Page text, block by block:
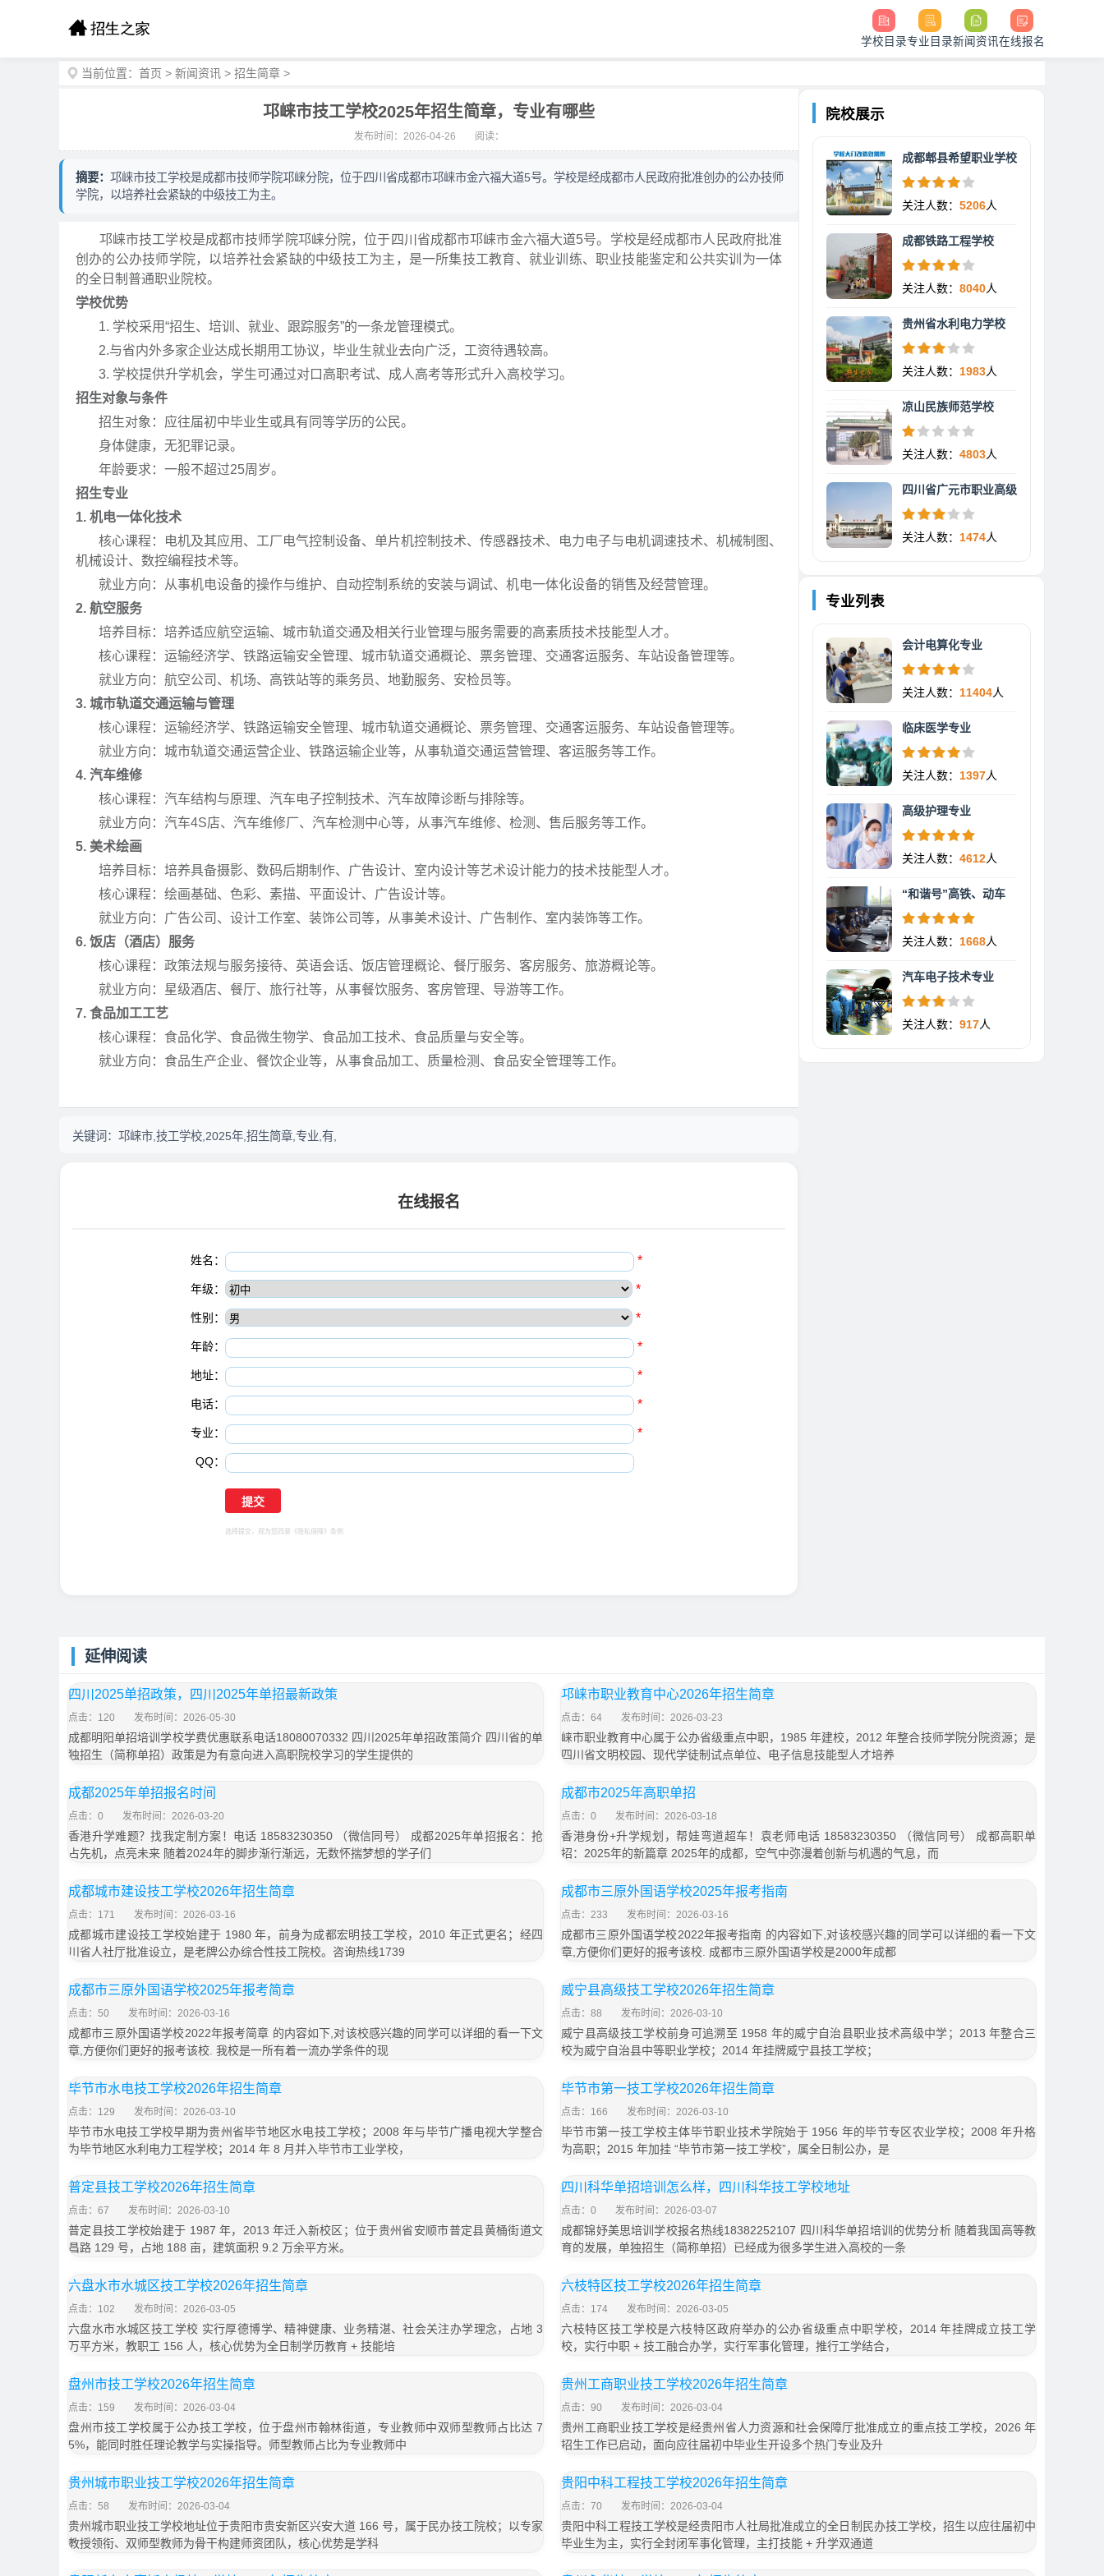
学校目录专业目录新闻资讯在线报名
当前位置： 首页 > 新闻资讯 > 招生简章 >
邛崃市技工学校2025年招生简章，专业有哪些
发布时间：2026-04-26 阅读：
摘要： 邛崃市技工学校是成都市技师学院邛崃分院，位于四川省成都市邛崃市金六福大道5号。学校是经成都市人民政府批准创办的公办技师
学院，以培养社会紧缺的中级技工为主。
邛崃市技工学校是成都市技师学院邛崃分院，位于四川省成都市邛崃市金六福大道5号。学校是经成都市人民政府批准
创办的公办技师学院，以培养社会紧缺的中级技工为主，是一所集技工教育、就业训练、职业技能鉴定和公共实训为一体
的全日制普通职业院校。
学校优势
1. 学校采用“招生、培训、就业、跟踪服务”的一条龙管理模式。
2.与省内外多家企业达成长期用工协议，毕业生就业去向广泛，工资待遇较高。
3. 学校提供升学机会，学生可通过对口高职考试、成人高考等形式升入高校学习。
招生对象与条件
招生对象：应往届初中毕业生或具有同等学历的公民。
身体健康，无犯罪记录。
年龄要求：一般不超过25周岁。
招生专业
1. 机电一体化技术
核心课程：电机及其应用、工厂电气控制设备、单片机控制技术、传感器技术、电力电子与电机调速技术、机械制图、
机械设计、数控编程技术等。
就业方向：从事机电设备的操作与维护、自动控制系统的安装与调试、机电一体化设备的销售及经营管理。
2. 航空服务
培养目标：培养适应航空运输、城市轨道交通及相关行业管理与服务需要的高素质技术技能型人才。
核心课程：运输经济学、铁路运输安全管理、城市轨道交通概论、票务管理、交通客运服务、车站设备管理等。
就业方向：航空公司、机场、高铁站等的乘务员、地勤服务、安检员等。
3. 城市轨道交通运输与管理
核心课程：运输经济学、铁路运输安全管理、城市轨道交通概论、票务管理、交通客运服务、车站设备管理等。
就业方向：城市轨道交通运营企业、铁路运输企业等，从事轨道交通运营管理、客运服务等工作。
4. 汽车维修
核心课程：汽车结构与原理、汽车电子控制技术、汽车故障诊断与排除等。
就业方向：汽车4S店、汽车维修厂、汽车检测中心等，从事汽车维修、检测、售后服务等工作。
5. 美术绘画
培养目标：培养具备摄影、数码后期制作、广告设计、室内设计等艺术设计能力的技术技能型人才。
核心课程：绘画基础、色彩、素描、平面设计、广告设计等。
就业方向：广告公司、设计工作室、装饰公司等，从事美术设计、广告制作、室内装饰等工作。
6. 饭店（酒店）服务
核心课程：政策法规与服务接待、英语会话、饭店管理概论、餐厅服务、客房服务、旅游概论等。
就业方向：星级酒店、餐厅、旅行社等，从事餐饮服务、客房管理、导游等工作。
7. 食品加工工艺
核心课程：食品化学、食品微生物学、食品加工技术、食品质量与安全等。
就业方向：食品生产企业、餐饮企业等，从事食品加工、质量检测、食品安全管理等工作。
关键词： 邛崃市,技工学校,2025年,招生简章,专业,有,
在线报名
姓名： *
年级： *
性别： *
年龄： *
地址： *
电话： *
专业： *
QQ：
选择提交，视为您同意 《隐私保障》 条例
院校展示
成都郫县希望职业学校
关注人数： 5206人
成都铁路工程学校
关注人数： 8040人
贵州省水利电力学校
关注人数： 1983人
凉山民族师范学校
关注人数： 4803人
四川省广元市职业高级
关注人数： 1474人
专业列表
会计电算化专业
关注人数： 11404人
临床医学专业
关注人数： 1397人
高级护理专业
关注人数： 4612人
“和谐号”高铁、动车
关注人数： 1668人
汽车电子技术专业
关注人数： 917人
延伸阅读
四川2025单招政策，四川2025年单招最新政策
点击：120 发布时间：2026-05-30
成都明阳单招培训学校学费优惠联系电话18080070332 四川2025年单招政策简介 四川省的单
独招生（简称单招）政策是为有意向进入高职院校学习的学生提供的
邛崃市职业教育中心2026年招生简章
点击：64 发布时间：2026-03-23
崃市职业教育中心属于公办省级重点中职，1985 年建校，2012 年整合技师学院分院资源；是
四川省文明校园、现代学徒制试点单位、电子信息技能型人才培养
成都2025年单招报名时间
点击：0 发布时间：2026-03-20
香港升学难题？找我定制方案！电话 18583230350 （微信同号） 成都2025年单招报名：抢
占先机，点亮未来 随着2024年的脚步渐行渐远，无数怀揣梦想的学子们
成都市2025年高职单招
点击：0 发布时间：2026-03-18
香港身份+升学规划，帮娃弯道超车！袁老师电话 18583230350 （微信同号） 成都高职单
招：2025年的新篇章 2025年的成都，空气中弥漫着创新与机遇的气息，而
成都城市建设技工学校2026年招生简章
点击：171 发布时间：2026-03-16
成都城市建设技工学校始建于 1980 年，前身为成都宏明技工学校，2010 年正式更名；经四
川省人社厅批准设立，是老牌公办综合性技工院校。咨询热线1739
成都市三原外国语学校2025年报考指南
点击：233 发布时间：2026-03-16
成都市三原外国语学校2022年报考指南 的内容如下,对该校感兴趣的同学可以详细的看一下文
章,方便你们更好的报考该校. 成都市三原外国语学校是2000年成都
成都市三原外国语学校2025年报考简章
点击：50 发布时间：2026-03-16
成都市三原外国语学校2022年报考简章 的内容如下,对该校感兴趣的同学可以详细的看一下文
章,方便你们更好的报考该校. 我校是一所有着一流办学条件的现
威宁县高级技工学校2026年招生简章
点击：88 发布时间：2026-03-10
威宁县高级技工学校前身可追溯至 1958 年的威宁自治县职业技术高级中学；2013 年整合三
校为威宁自治县中等职业学校；2014 年挂牌威宁县技工学校；
毕节市水电技工学校2026年招生简章
点击：129 发布时间：2026-03-10
毕节市水电技工学校早期为贵州省毕节地区水电技工学校；2008 年与毕节广播电视大学整合
为毕节地区水利电力工程学校；2014 年 8 月并入毕节市工业学校，
毕节市第一技工学校2026年招生简章
点击：166 发布时间：2026-03-10
毕节市第一技工学校主体毕节职业技术学院始于 1956 年的毕节专区农业学校；2008 年升格
为高职；2015 年加挂 “毕节市第一技工学校”，属全日制公办，是
普定县技工学校2026年招生简章
点击：67 发布时间：2026-03-10
普定县技工学校始建于 1987 年，2013 年迁入新校区；位于贵州省安顺市普定县黄桶街道文
昌路 129 号，占地 188 亩，建筑面积 9.2 万余平方米。
四川科华单招培训怎么样，四川科华技工学校地址
点击：0 发布时间：2026-03-07
成都锦妤美思培训学校报名热线18382252107 四川科华单招培训的优势分析 随着我国高等教
育的发展，单独招生（简称单招）已经成为很多学生进入高校的一条
六盘水市水城区技工学校2026年招生简章
点击：102 发布时间：2026-03-05
六盘水市水城区技工学校 实行厚德博学、精神健康、业务精湛、社会关注办学理念，占地 3
万平方米，教职工 156 人，核心优势为全日制学历教育 + 技能培
六枝特区技工学校2026年招生简章
点击：174 发布时间：2026-03-05
六枝特区技工学校是六枝特区政府举办的公办省级重点中职学校，2014 年挂牌成立技工学
校，实行中职 + 技工融合办学，实行军事化管理，推行工学结合，
盘州市技工学校2026年招生简章
点击：159 发布时间：2026-03-04
盘州市技工学校属于公办技工学校，位于盘州市翰林街道，专业教师中双师型教师占比达 7
5%，能同时胜任理论教学与实操指导。师型教师占比为专业教师中
贵州工商职业技工学校2026年招生简章
点击：90 发布时间：2026-03-04
贵州工商职业技工学校是经贵州省人力资源和社会保障厅批准成立的重点技工学校，2026 年
招生工作已启动，面向应往届初中毕业生开设多个热门专业及升
贵州城市职业技工学校2026年招生简章
点击：58 发布时间：2026-03-04
贵州城市职业技工学校地址位于贵阳市贵安新区兴安大道 166 号，属于民办技工院校；以专家
教授领衔、双师型教师为骨干构建师资团队，核心优势是学科
贵阳中科工程技工学校2026年招生简章
点击：70 发布时间：2026-03-04
贵阳中科工程技工学校是经贵阳市人社局批准成立的全日制民办技工学校，招生以应往届初中
毕业生为主，实行全封闭军事化管理，主打技能 + 升学双通道